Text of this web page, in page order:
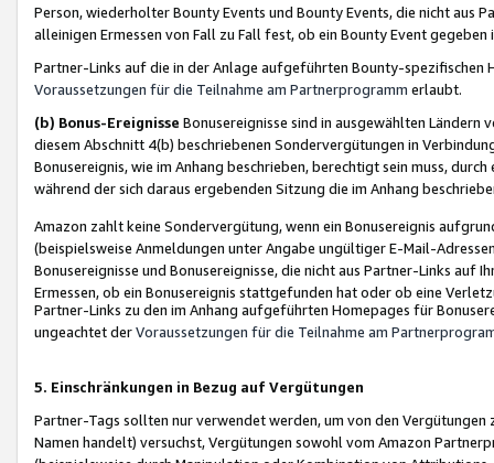
Person, wiederholter Bounty Events und Bounty Events, die nicht
alleinigen Ermessen von Fall zu Fall fest, ob ein Bounty Event
Partner-Links auf die in der Anlage aufgeführten Bounty-spezifischen
Voraussetzungen für die Teilnahme am Partnerprogramm erlaubt.
(b) Bonus-Ereignisse Bonusereignisse sind in ausgewählten Ländern
diesem Abschnitt 4(b) beschriebenen Sondervergütungen in
Bonusereignis, wie im Anhang beschrieben, berechtigt sein muss,
während der sich daraus ergebenden Sitzung die im Anhang
Amazon zahlt keine Sondervergütung, wenn ein Bonusereignis
(beispielsweise Anmeldungen unter Angabe ungültiger E-Mail-
Bonusereignisse und Bonusereignisse, die nicht aus Partner-Links auf
Ermessen, ob ein Bonusereignis stattgefunden hat oder ob eine
Partner-Links zu den im Anhang aufgeführten Homepages für
ungeachtet derVoraussetzungen für die Teilnahme am
5. Einschränkungen in Bezug auf Vergütungen
Partner-Tags sollten nur verwendet werden, um von den
Namen handelt) versuchst, Vergütungen sowohl vom Amazon